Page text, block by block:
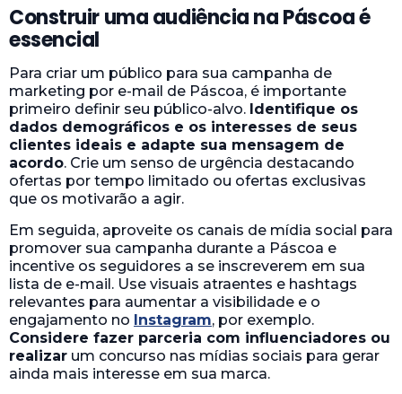
Construir uma audiência na Páscoa é
essencial
Para criar um público para sua campanha de
marketing por e-mail de Páscoa, é importante
primeiro definir seu público-alvo. Identifique os
dados demográficos e os interesses de seus
clientes ideais e adapte sua mensagem de
acordo. Crie um senso de urgência destacando
ofertas por tempo limitado ou ofertas exclusivas
que os motivarão a agir.
Em seguida, aproveite os canais de mídia social para
promover sua campanha durante a Páscoa e
incentive os seguidores a se inscreverem em sua
lista de e-mail. Use visuais atraentes e hashtags
relevantes para aumentar a visibilidade e o
engajamento no Instagram, por exemplo.
Considere fazer parceria com influenciadores ou
realizar um concurso nas mídias sociais para gerar
ainda mais interesse em sua marca.